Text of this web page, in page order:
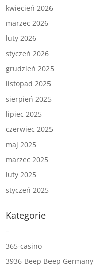
kwiecień 2026
marzec 2026
luty 2026
styczeń 2026
grudzień 2025
listopad 2025
sierpień 2025
lipiec 2025
czerwiec 2025
maj 2025
marzec 2025
luty 2025
styczeń 2025
Kategorie
–
365-casino
3936-Beep Beep Germany